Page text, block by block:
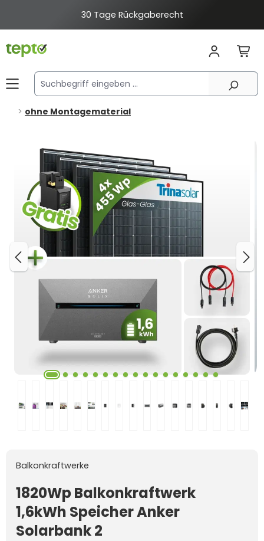
30 Tage Rückgaberecht
ohne Montagematerial
Balkonkraftwerke
1820Wp Balkonkraftwerk
1,6kWh Speicher Anker
Solarbank 2